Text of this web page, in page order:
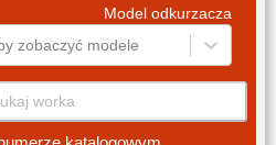
Model odkurzacza
zobaczyć modele
worka